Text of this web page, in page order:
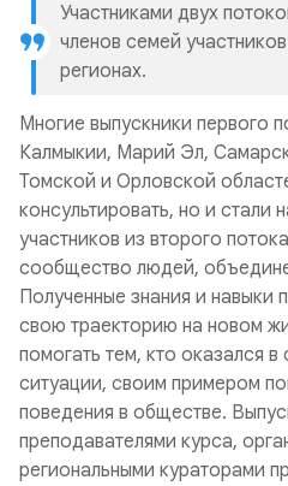
Участниками двух
членов семей
регионах.
Многие выпускники первого
Калмыкии, Марий Эл,
Томской и Орловской
консультировать, но и стали
участников из второго потока
сообщество людей,
Полученные знания и навыки
свою траекторию на новом
помогать тем, кто оказался
ситуации, своим примером
поведения в обществе.
преподавателями курса,
региональными кураторами